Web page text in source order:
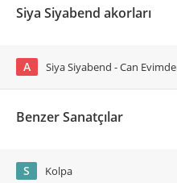
Siya Siyabend akorları
A Siya Siyabend - Can
Benzer Sanatçılar
S Kolpa